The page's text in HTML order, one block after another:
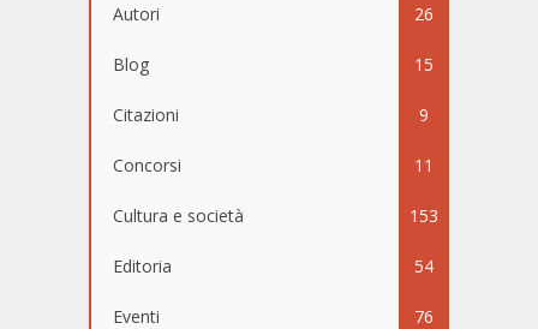
Autori 26
Blog 15
Citazioni 9
Concorsi 11
Cultura e società 153
Editoria 54
Eventi 76